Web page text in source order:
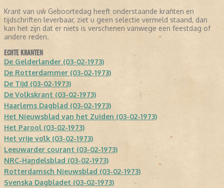
Krant van uw Geboortedag heeft onderstaande kranten en
tijdschriften leverbaar, ziet u geen selectie vermeld staand, dan
kan het zijn dat er niets is verschenen vanwege een feestdag of
andere reden.
ECHTE KRANTEN
De Gelderlander (03-02-1973)
De Rotterdammer (03-02-1973)
De Tijd (03-02-1973)
De Volkskrant (03-02-1973)
Haarlems Dagblad (03-02-1973)
Het Nieuwsblad van het Zuiden (03-02-1973)
Het Parool (03-02-1973)
Het vrije volk (03-02-1973)
Leeuwarder courant (03-02-1973)
NRC-Handelsblad (03-02-1973)
Rotterdamsch Nieuwsblad (03-02-1973)
Svenska Dagbladet (03-02-1973)